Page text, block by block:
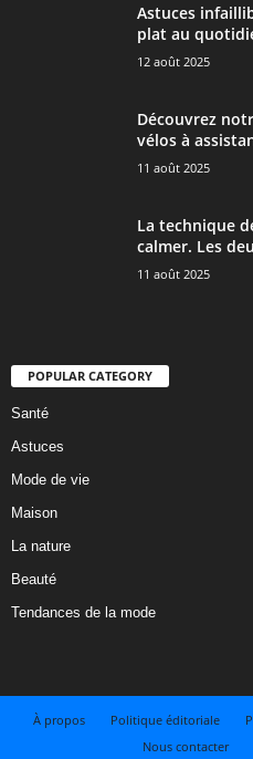
Astuces
plat au
12 août 2025
Découvrez
vélos à
11 août 2025
La technique
calmer. Les
11 août 2025
POPULAR CATEGORY
Santé
Astuces
Mode de vie
Maison
La nature
Beauté
Tendances de la mode
À propos Politique éditoriale
Nous contacter